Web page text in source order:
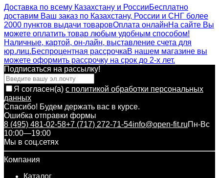
Доставка по всему Казахстану и РоссииБесплатно
доставим Ваш заказ по Казахстану, России и СНГ более
2000 пунктов выдачи товаровОплата онлайнНа сайте Вы
можете оплатить товар любым удобным способом!
Наличные, картой, он-лайн, выставление счета для
юр.лиц.Беспроцентная рассрочкаВ нашем магазине вы
можете оформить рассрочку на срок до 2-х лет.
Подписаться на рассылкy!
Я согласен(a) с политикой обработки персональных
данных
Спасибо! Будем держать вас в курсе.
Ошибка отправки формы
8 (495) 481-02-58+7 (717) 272-71-54info@open-fit.ruПн-Вс
10:00—19:00
Мы в соц.сетях
Компания
Каталог